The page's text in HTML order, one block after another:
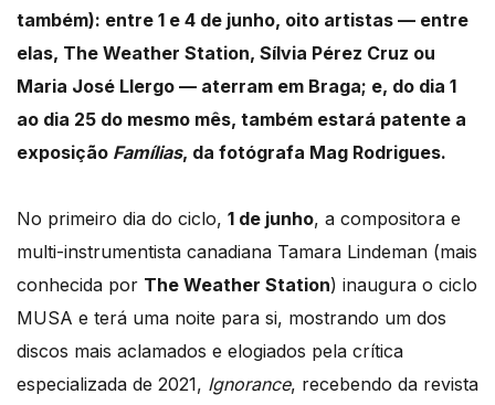
também): entre 1 e 4 de junho, oito artistas — entre
elas, The Weather Station, Sílvia Pérez Cruz ou
Maria José Llergo — aterram em Braga; e, do dia 1
ao dia 25 do mesmo mês, também estará patente a
exposição Famílias, da fotógrafa Mag Rodrigues.
No primeiro dia do ciclo, 1 de junho, a compositora e
multi-instrumentista canadiana Tamara Lindeman (mais
conhecida por The Weather Station) inaugura o ciclo
MUSA e terá uma noite para si, mostrando um dos
discos mais aclamados e elogiados pela crítica
especializada de 2021, Ignorance, recebendo da revista